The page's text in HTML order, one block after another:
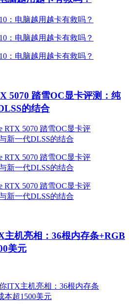
5070 踏雪OC显卡评测：纯
的结合
主机亮相：36根内存条+RGB
美元